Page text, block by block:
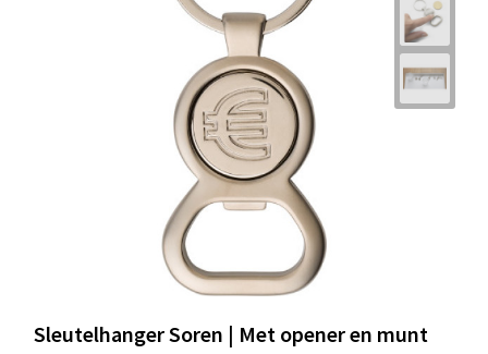
Sleutelhanger Soren | Met opener en munt